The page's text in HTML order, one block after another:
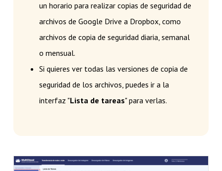
un horario para realizar copias de seguridad de
archivos de Google Drive a Dropbox, como
archivos de copia de seguridad diaria, semanal
o mensual.
Si quieres ver todas las versiones de copia de
seguridad de los archivos, puedes ir a la
interfaz "Lista de tareas" para verlas.